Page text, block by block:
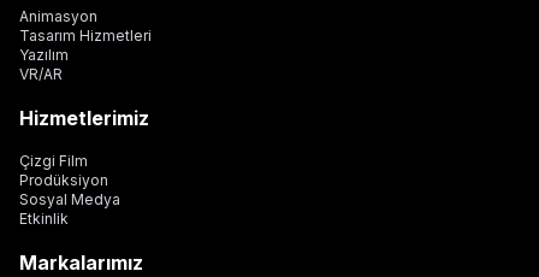
Animasyon
Tasarım Hizmetleri
Yazılım
VR/AR
Hizmetlerimiz
Çizgi Film
Prodüksiyon
Sosyal Medya
Etkinlik
Markalarımız